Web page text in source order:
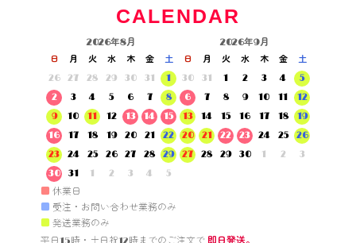
CALENDAR
2026年8月
日 月 火 水 木 金
土
26
27 28 29 30 31
1
2
3 4 5 6 7
8
9
10 11 12 13 14
15
16
17 18 19 20 21
22
23
24 25 26 27 28
29
30
31 1 2 3 4 5
2026年9月
日 月 火 水 木 金
土
30
31 1 2 3 4
5
6
7 8 9 10 11
12
13
14 15 16 17 18
19
20
21 22 23 24 25
26
27
28 29 30 1 2 3
■ 休業日
■ 受注・お問い合わせ業務のみ
■ 発送業務のみ